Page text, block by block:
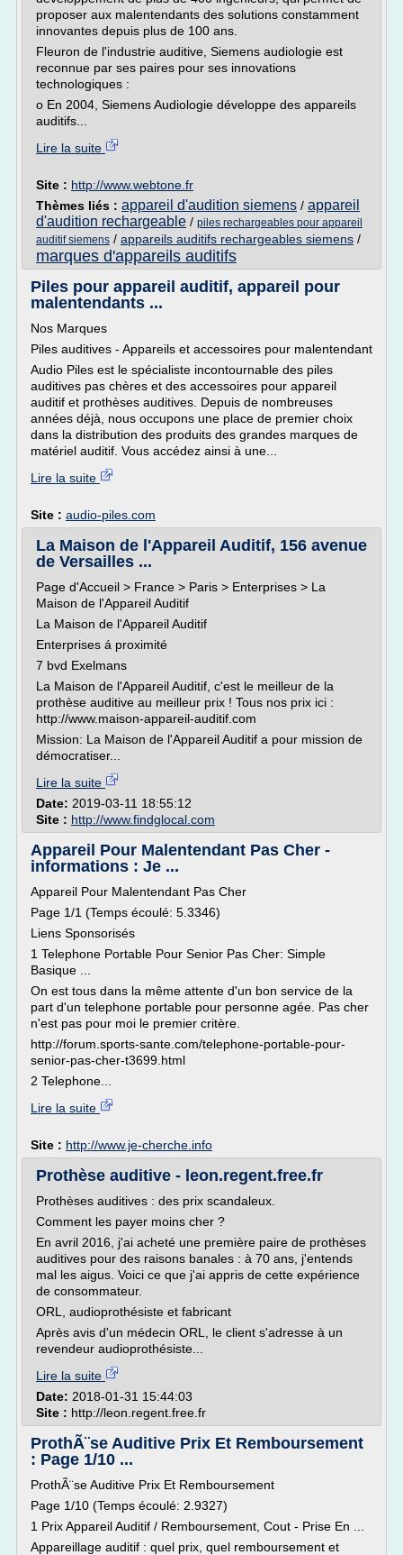
proposer aux malentendants des solutions constamment
innovantes depuis plus de 100 ans.
Fleuron de l'industrie auditive, Siemens audiologie est
reconnue par ses paires pour ses innovations
technologiques :
o En 2004, Siemens Audiologie développe des appareils
auditifs...
Lire la suite
Site : http://www.webtone.fr
Thèmes liés : appareil d'audition siemens / appareil
d'audition rechargeable / piles rechargeables pour appareil
auditif siemens / appareils auditifs rechargeables siemens /
marques d'appareils auditifs
Piles pour appareil auditif, appareil pour
malentendants ...
Nos Marques
Piles auditives - Appareils et accessoires pour malentendant
Audio Piles est le spécialiste incontournable des piles
auditives pas chères et des accessoires pour appareil
auditif et prothèses auditives. Depuis de nombreuses
années déjà, nous occupons une place de premier choix
dans la distribution des produits des grandes marques de
matériel auditif. Vous accédez ainsi à une...
Lire la suite
Site : audio-piles.com
La Maison de l'Appareil Auditif, 156 avenue
de Versailles ...
Page d'Accueil > France > Paris > Enterprises > La
Maison de l'Appareil Auditif
La Maison de l'Appareil Auditif
Enterprises á proximité
7 bvd Exelmans
La Maison de l'Appareil Auditif, c'est le meilleur de la
prothèse auditive au meilleur prix ! Tous nos prix ici :
http://www.maison-appareil-auditif.com
Mission: La Maison de l'Appareil Auditif a pour mission de
démocratiser...
Lire la suite
Date: 2019-03-11 18:55:12
Site : http://www.findglocal.com
Appareil Pour Malentendant Pas Cher -
informations : Je ...
Appareil Pour Malentendant Pas Cher
Page 1/1 (Temps écoulé: 5.3346)
Liens Sponsorisés
1 Telephone Portable Pour Senior Pas Cher: Simple
Basique ...
On est tous dans la même attente d'un bon service de la
part d'un telephone portable pour personne agée. Pas cher
n'est pas pour moi le premier critère.
http://forum.sports-sante.com/telephone-portable-pour-
senior-pas-cher-t3699.html
2 Telephone...
Lire la suite
Site : http://www.je-cherche.info
Prothèse auditive - leon.regent.free.fr
Prothèses auditives : des prix scandaleux.
Comment les payer moins cher ?
En avril 2016, j'ai acheté une première paire de prothèses
auditives pour des raisons banales : à 70 ans, j'entends
mal les aigus. Voici ce que j'ai appris de cette expérience
de consommateur.
ORL, audioprothésiste et fabricant
Après avis d'un médecin ORL, le client s'adresse à un
revendeur audioprothésiste...
Lire la suite
Date: 2018-01-31 15:44:03
Site : http://leon.regent.free.fr
ProthÃ¨se Auditive Prix Et Remboursement
: Page 1/10 ...
ProthÃ¨se Auditive Prix Et Remboursement
Page 1/10 (Temps écoulé: 2.9327)
1 Prix Appareil Auditif / Remboursement, Cout - Prise En ...
Appareillage auditif : quel prix, quel remboursement et